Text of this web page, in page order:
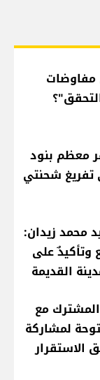
معظم بنود
تفريغ شحنتي
محمد زيدان:
على
القديمة
المشترك مع
لمشاركة
الاستقرار